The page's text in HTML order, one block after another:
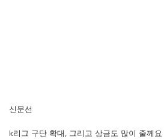
신문선
k리그 구단 확대, 그리고 상금도 많이 줄께요